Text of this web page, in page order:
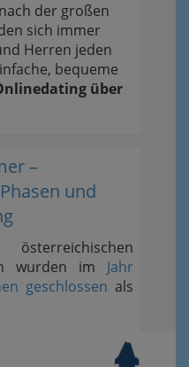
der großen
sich immer
Herren jeden
bequeme
über
–
und
wurden im Jahr
geschlossen als